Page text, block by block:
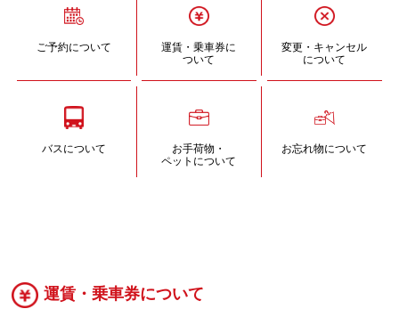
ご予約について
運賃・乗車券に
ついて
変更・キャンセル
について
バスについて
お手荷物・
ペットについて
お忘れ物について
運賃・乗車券について